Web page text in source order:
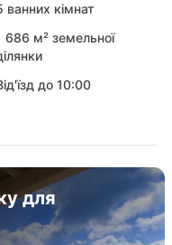
ванних кімнат
686 м² земельної
до 10:00
для